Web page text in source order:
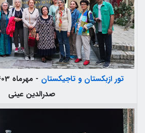
تور ازبکستان و تاجیکستان - مهرماه 1403 -
صدرالدین عینی